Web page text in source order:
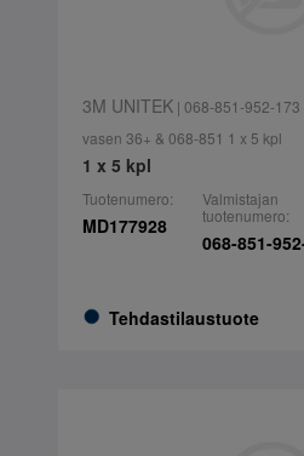
3M UNITEK| 068-851-952-173
vasen 36+ & 068-851 1 x 5 kpl
1 x 5 kpl
Tuotenumero:
MD177928
Tehdastilaustuote
Valmistajan
tuotenumero:
068-851-